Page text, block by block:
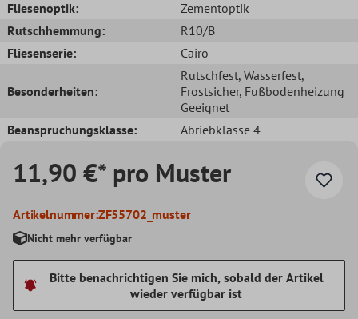
Fliesenoptik:
Zementoptik
Rutschhemmung:
R10/B
Fliesenserie:
Cairo
Besonderheiten:
Rutschfest, Wasserfest,
Frostsicher, Fußbodenheizung
Geeignet
Beanspruchungsklasse:
Abriebklasse 4
11,90 €* pro Muster
Artikelnummer:ZF55702_muster
Nicht mehr verfügbar
Bitte benachrichtigen Sie mich, sobald der Artikel
wieder verfügbar ist